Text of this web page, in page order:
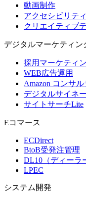
動画制作
アクセシビリティ
クリエイティブ
デジタルマーケティン
採用マーケティ
WEB広告運用
Amazon コンサ
デジタルサイネ
サイトサーチLite
Eコマース
ECDirect
BtoB受発注管理
DL10（ディーラ
LPEC
システム 開発